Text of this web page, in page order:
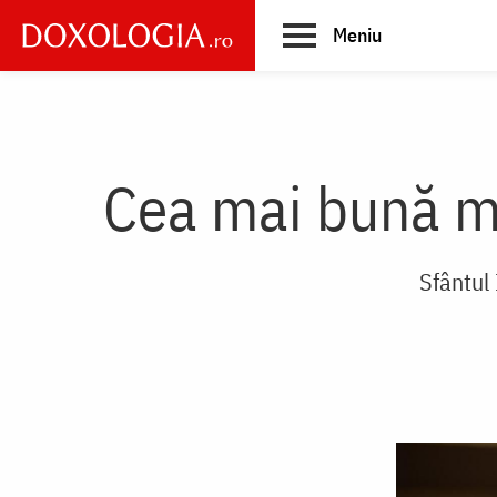
main
Meniu
Cea mai bună
Sfântul